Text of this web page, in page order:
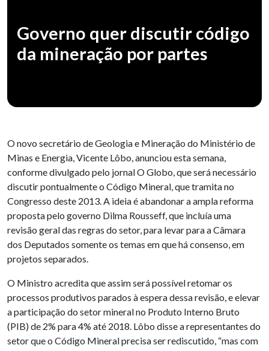
Governo quer discutir código
da mineração por partes
O novo secretário de Geologia e Mineração do Ministério de
Minas e Energia, Vicente Lôbo, anunciou esta semana,
conforme divulgado pelo jornal O Globo, que será necessário
discutir pontualmente o Código Mineral, que tramita no
Congresso deste 2013. A ideia é abandonar a ampla reforma
proposta pelo governo Dilma Rousseff, que incluía uma
revisão geral das regras do setor, para levar para a Câmara
dos Deputados somente os temas em que há consenso, em
projetos separados.
O Ministro acredita que assim será possível retomar os
processos produtivos parados à espera dessa revisão, e elevar
a participação do setor mineral no Produto Interno Bruto
(PIB) de 2% para 4% até 2018. Lôbo disse a representantes do
setor que o Código Mineral precisa ser rediscutido, “mas com